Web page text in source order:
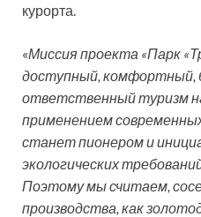
курорта.
«Миссия проекта «Парк
доступный, комфортный,
ответственный туризм
применением
станет пионером и
экологических
Поэтому мы считаем,
производства, как